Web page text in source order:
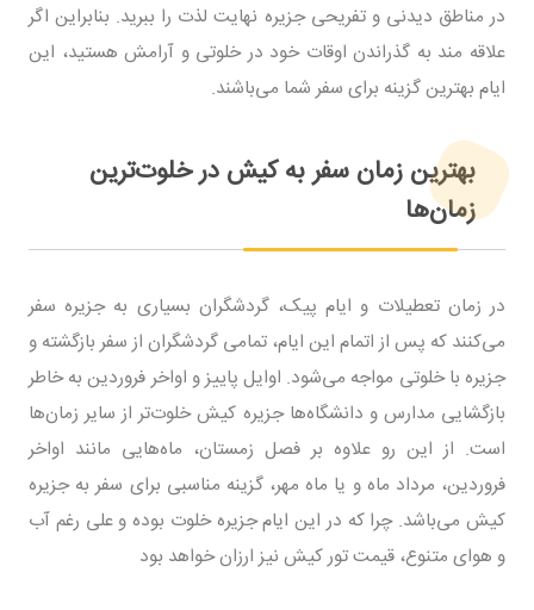
در مناطق دیدنی و تفریحی جزیره نهایت لذت را ببرید. بنابراین اگر
علاقه مند به گذراندن اوقات خود در خلوتی و آرامش هستید، این
ایام بهترین گزینه برای سفر شما می‌باشند.
بهترین زمان سفر به کیش در خلوت‌ترین
زمان‌ها
در زمان تعطیلات و ایام پیک، گردشگران بسیاری به جزیره سفر
می‌کنند که پس از اتمام این ایام، تمامی گردشگران از سفر بازگشته و
جزیره با خلوتی مواجه می‌شود. اوایل پاییز و اواخر فروردین به خاطر
بازگشایی مدارس و دانشگاه‌ها جزیره کیش خلوت‌تر از سایر زمان‌ها
است. از این رو علاوه بر فصل زمستان، ماه‌هایی مانند اواخر
فروردین، مرداد ماه و یا ماه مهر، گزینه مناسبی برای سفر به جزیره
کیش می‌باشد. چرا که در این ایام جزیره خلوت بوده و علی رغم آب
و هوای متنوع، قیمت تور کیش نیز ارزان خواهد بود